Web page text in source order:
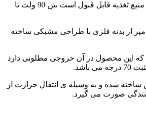
ولتاژ ورودی که در این منبع تغذیه قابل قبول است بین 90 ولت تا
سوئیچینگ 24 ولت 40 امپر از بدنه فلزی با طراحی مشبکی ساخته
که این محصول در آن خروجی مطلوبی دارد
ساخته شده و به وسیله ی انتقال حرارت از
صورت می گیرد.